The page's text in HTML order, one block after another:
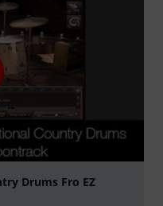
Drums Fro EZ